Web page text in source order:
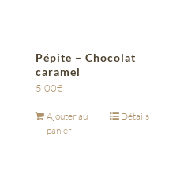
Pépite – Chocolat
caramel
5,00€
Ajouter au
panier
Détails